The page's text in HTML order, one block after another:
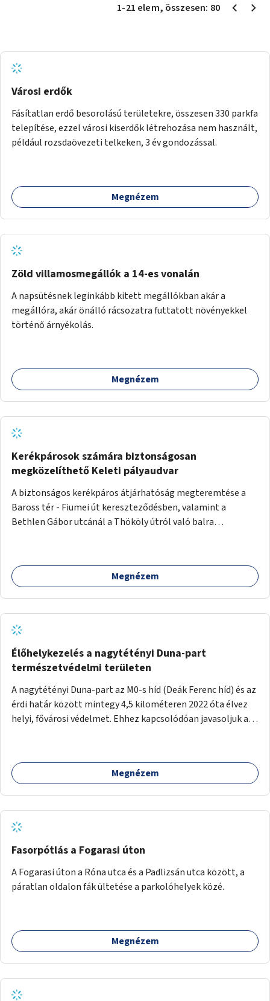
1-21 elem, összesen: 80
Városi erdők
Fásítatlan erdő besorolású területekre, összesen 330 parkfa
telepítése, ezzel városi kiserdők létrehozása nem használt,
például rozsdaövezeti telkeken, 3 év gondozással.
Megnézem
Zöld villamosmegállók a 14-es vonalán
A napsütésnek leginkább kitett megállókban akár a
megállóra, akár önálló rácsozatra futtatott növényekkel
történő árnyékolás.
Megnézem
Kerékpárosok számára biztonságosan
megközelíthető Keleti pályaudvar
A biztonságos kerékpáros átjárhatóság megteremtése a
Baross tér - Fiumei út kereszteződésben, valamint a
Bethlen Gábor utcánál a Thököly útról való balra
Megnézem
Élőhelykezelés a nagytétényi Duna-part
természetvédelmi területen
A nagytétényi Duna-part az M0-s híd (Deák Ferenc híd) és az
érdi határ között mintegy 4,5 kilométeren 2022 óta élvez
helyi, fővárosi védelmet. Ehhez kapcsolódóan javasoljuk a
Megnézem
Fasorpótlás a Fogarasi úton
A Fogarasi úton a Róna utca és a Padlizsán utca között, a
páratlan oldalon fák ültetése a parkolóhelyek közé.
Megnézem